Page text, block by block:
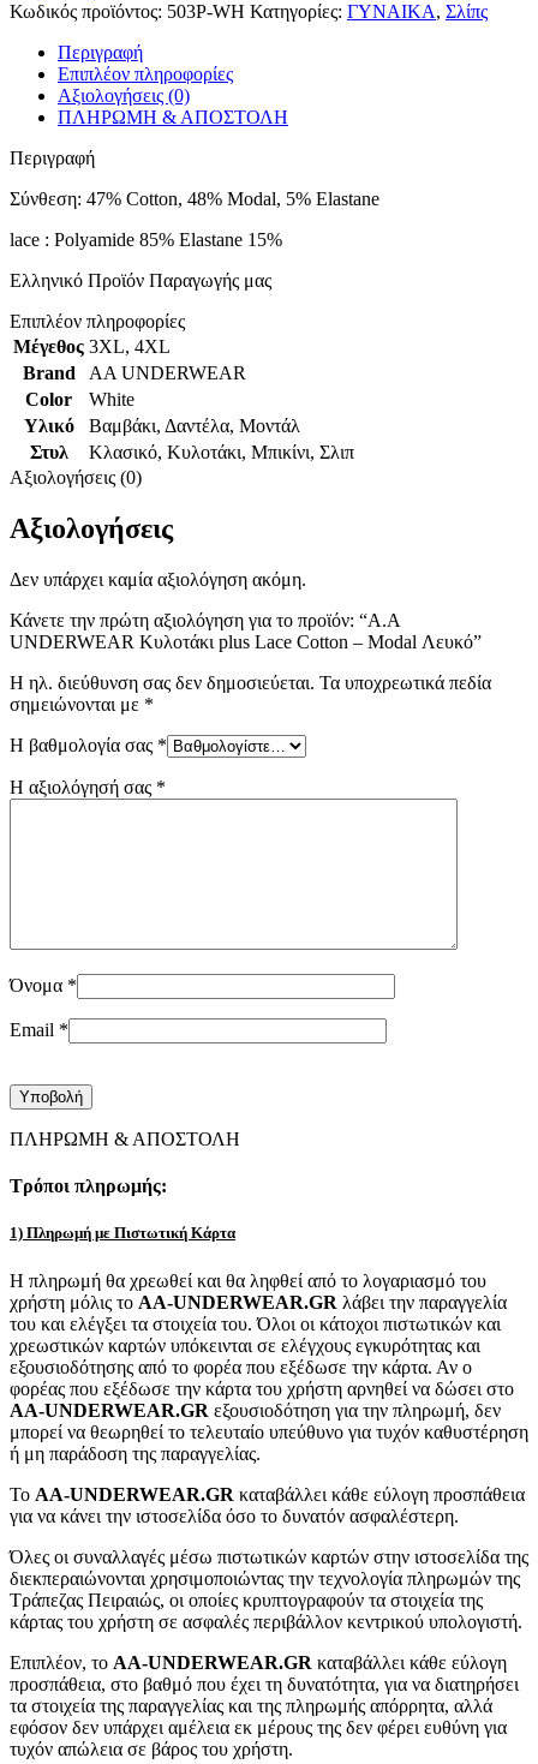
Κωδικός προϊόντος: 503P-WH Κατηγορίες: ΓΥΝΑΙΚΑ, Σλίπς
Περιγραφή
Επιπλέον πληροφορίες
Αξιολογήσεις (0)
ΠΛΗΡΩΜΗ & ΑΠΟΣΤΟΛΗ
Περιγραφή
Σύνθεση: 47% Cotton, 48% Modal, 5% Elastane
lace : Polyamide 85% Elastane 15%
Ελληνικό Προϊόν Παραγωγής μας
Επιπλέον πληροφορίες
Μέγεθος 3XL, 4XL
Brand
AA UNDERWEAR
Color
White
Υλικό
Βαμβάκι, Δαντέλα, Μοντάλ
Στυλ
Κλασικό, Κυλοτάκι, Μπικίνι, Σλιπ
Αξιολογήσεις (0)
Αξιολογήσεις
Δεν υπάρχει καμία αξιολόγηση ακόμη.
Κάνετε την πρώτη αξιολόγηση για το προϊόν: “Α.A
UNDERWEAR Κυλοτάκι plus Lace Cotton – Modal Λευκό”
Η ηλ. διεύθυνση σας δεν δημοσιεύεται. Τα υποχρεωτικά πεδία
σημειώνονται με *
Η βαθμολογία σας *
Η αξιολόγησή σας *
Όνομα *
Email *
ΠΛΗΡΩΜΗ & ΑΠΟΣΤΟΛΗ
Τρόποι πληρωμής:
1) Πληρωμή με Πιστωτική Κάρτα
Η πληρωμή θα χρεωθεί και θα ληφθεί από το λογαριασμό του
χρήστη μόλις το AA-UNDERWEAR.GR λάβει την παραγγελία
του και ελέγξει τα στοιχεία του. Όλοι οι κάτοχοι πιστωτικών και
χρεωστικών καρτών υπόκεινται σε ελέγχους εγκυρότητας και
εξουσιοδότησης από το φορέα που εξέδωσε την κάρτα. Αν ο
φορέας που εξέδωσε την κάρτα του χρήστη αρνηθεί να δώσει στο
AA-UNDERWEAR.GR εξουσιοδότηση για την πληρωμή, δεν
μπορεί να θεωρηθεί το τελευταίο υπεύθυνο για τυχόν καθυστέρηση
ή μη παράδοση της παραγγελίας.
Το AA-UNDERWEAR.GR καταβάλλει κάθε εύλογη προσπάθεια
για να κάνει την ιστοσελίδα όσο το δυνατόν ασφαλέστερη.
Όλες οι συναλλαγές μέσω πιστωτικών καρτών στην ιστοσελίδα της
διεκπεραιώνονται χρησιμοποιώντας την τεχνολογία πληρωμών της
Τράπεζας Πειραιώς, οι οποίες κρυπτογραφούν τα στοιχεία της
κάρτας του χρήστη σε ασφαλές περιβάλλον κεντρικού υπολογιστή.
Επιπλέον, το AA-UNDERWEAR.GR καταβάλλει κάθε εύλογη
προσπάθεια, στο βαθμό που έχει τη δυνατότητα, για να διατηρήσει
τα στοιχεία της παραγγελίας και της πληρωμής απόρρητα, αλλά
εφόσον δεν υπάρχει αμέλεια εκ μέρους της δεν φέρει ευθύνη για
τυχόν απώλεια σε βάρος του χρήστη.